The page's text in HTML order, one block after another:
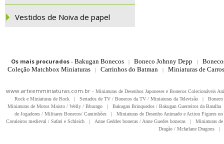
Vestidos de Noiva de papel
Os mais procurados- Bakugan Bonecos | Boneco Johnny Depp |
Coleção Matchbox Miniaturas
| Carrinhos do Batman | Miniaturas de
www.arteemminiaturas.com.br - Miniaturas de Desenhos Japoneses e Bonecos Colecionáveis
Rock e Miniaturas de Rock
| Seriados de TV / Bonecos da TV / Miniaturas da Televisão |
Miniaturas de Motos Maisto / Welly / Bburago
| Bakugan Brinquedos / Bakugan Guerreiros da Batalha
de Jogadores / Militares Bonecos/ Caminhões
|
Miniaturas de Desenho Animado e Action Figures
Cavaleiros medieval / Safari e Schleich
| Anne Geddes bonecas / Anne Guedes bonecas |
Miniaturas
Dragão / Mcfarlane Dragons
|